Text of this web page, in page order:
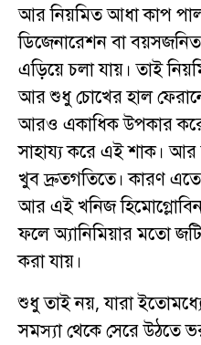
আর নিয়মিত আধা কাপ
ডিজেনারেশন বা
এড়িয়ে চলা যায়। তাই
আর শুধু চোখের হাল
আরও একাধিক উপকার করে
সাহায্য করে এই শাক। আর
খুব দ্রুতগতিতে। কারণ
আর এই খনিজ হিমোগ্লোবিন
ফলে অ্যানিমিয়ার মতো
করা যায়।
শুধু তাই নয়, যারা
সমস্যা থেকে সেরে উঠতে